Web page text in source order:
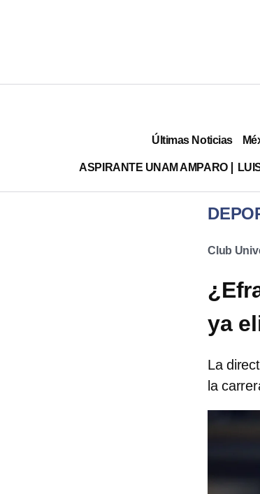
Últimas Noticias
ASPIRANTE UNAM AMPARO
Club
ya
La
la